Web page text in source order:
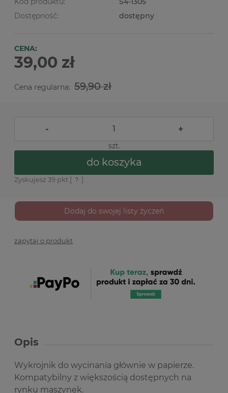
Dostępność:
dostępny
CENA:
39,00 zł
Cena regularna: 59,90 zł
- +
szt.
do koszyka
Zyskujesz 39 pkt [ ? ]
Dodaj do swojej listy życzeń
zapytaj o produkt
Opis
Wykrojnik do wycinania głównie w papierze.
Kompatybilny z większością dostępnych na
rynku maszynek.